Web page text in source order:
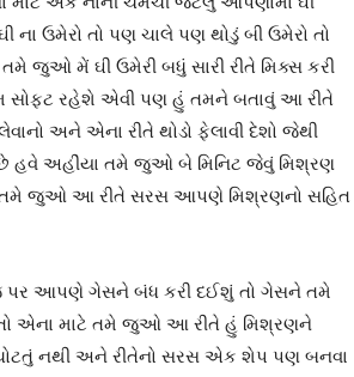
ઉમેરો તો પણ ચાલે પણ થોડું બી ઉમેરો તો
જુઓ મેં ઘી ઉમેરી બધું સારી રીતે મિક્સ કરી
સોફ્ટ રહેશે એવી પણ હું તમને બતાવું આ રીતે
અને એના રીતે થોડો ફેલાવી દેશો જેથી
હવે અહીંયા તમે જુઓ બે મિનિટ જેવું મિશ્રણ
તમે જુઓ આ રીતે સરસ આપણે મિશ્રણનો સહિત
આપણે ગેસને બંધ કરી દઈશું તો ગેસને તમે
તો એના માટે તમે જુઓ આ રીતે હું મિશ્રણને
નથી અને રીતેનો સરસ એક શેપ પણ બનવા